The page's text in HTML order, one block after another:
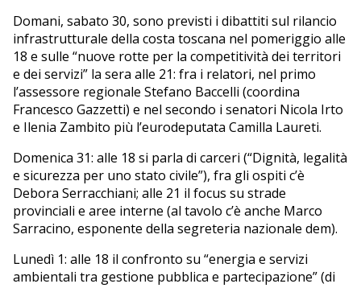
Domani, sabato 30, sono previsti i dibattiti sul rilancio
infrastrutturale della costa toscana nel pomeriggio alle
18 e sulle “nuove rotte per la competitività dei territori
e dei servizi” la sera alle 21: fra i relatori, nel primo
l’assessore regionale Stefano Baccelli (coordina
Francesco Gazzetti) e nel secondo i senatori Nicola Irto
e Ilenia Zambito più l’eurodeputata Camilla Laureti.
Domenica 31: alle 18 si parla di carceri (“Dignità, legalità
e sicurezza per uno stato civile”), fra gli ospiti c’è
Debora Serracchiani; alle 21 il focus su strade
provinciali e aree interne (al tavolo c’è anche Marco
Sarracino, esponente della segreteria nazionale dem).
Lunedì 1: alle 18 il confronto su “energia e servizi
ambientali tra gestione pubblica e partecipazione” (di